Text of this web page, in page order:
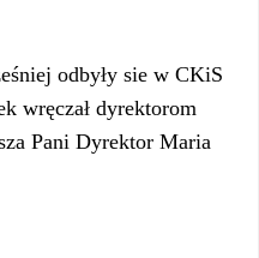
odbyły sie w CKiS
wręczał dyrektorom
Pani Dyrektor Maria